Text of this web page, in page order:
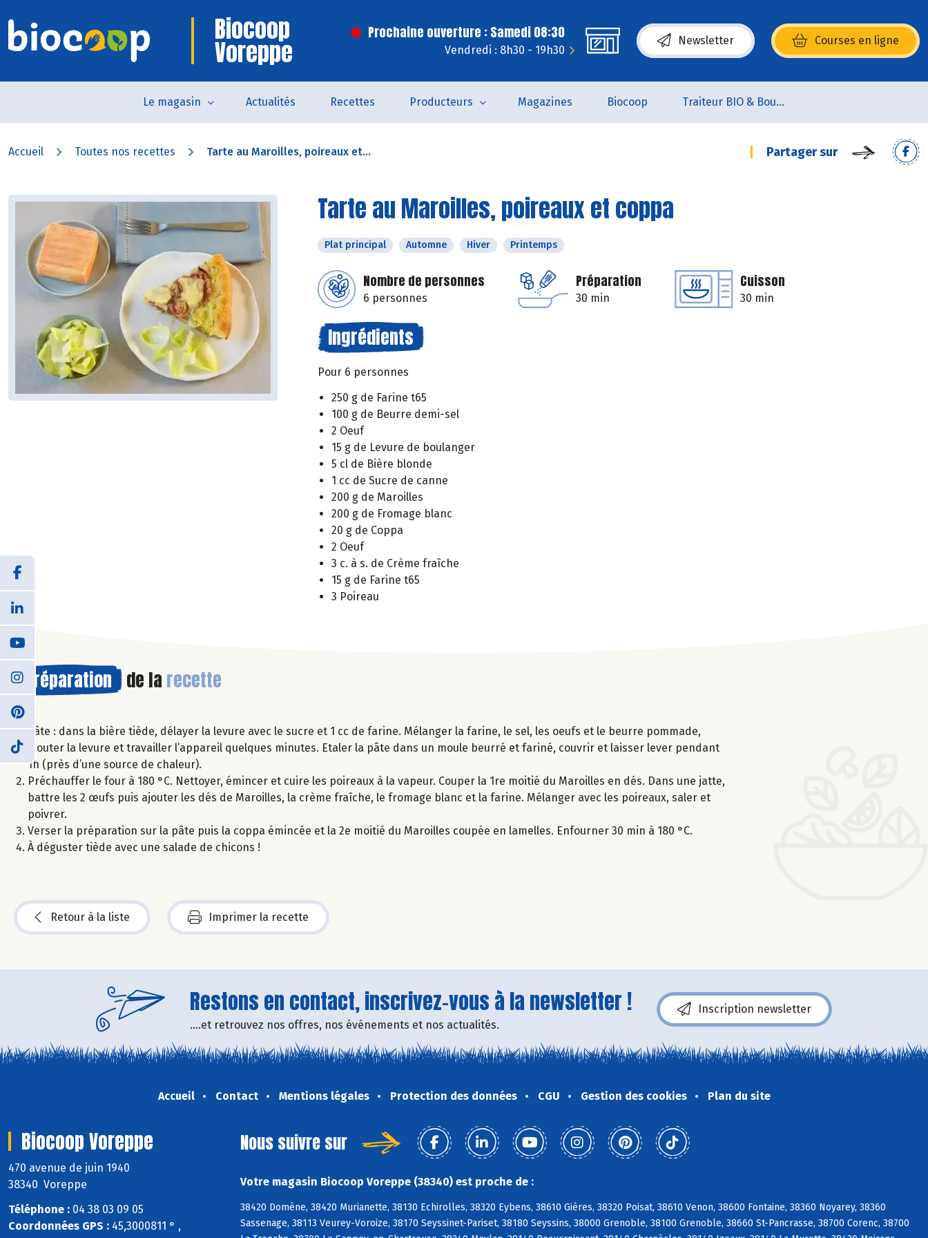
Biocoop
Voreppe
Prochaine ouverture : Samedi 08:30
Vendredi : 8h30 - 19h30
Newsletter Courses en ligne
(s’ouvre dans une nouvelle fenêtre)
Le magasin Actualités Recettes Producteurs Magazines Biocoop Traiteur BIO & Boucherie BIO
Accueil Toutes nos recettes Tarte au Maroilles, poireaux et... Partager sur
Tarte au Maroilles, poireaux et coppa
Plat principal Automne Hiver Printemps
Nombre de personnes
6 personnes
Préparation
30 min
Cuisson
30 min
Ingrédients
Pour 6 personnes
250 g de Farine t65
100 g de Beurre demi-sel
2 Oeuf
15 g de Levure de boulanger
5 cl de Bière blonde
1 cc de Sucre de canne
200 g de Maroilles
200 g de Fromage blanc
20 g de Coppa
2 Oeuf
3 c. à s. de Crème fraîche
15 g de Farine t65
3 Poireau
Préparation de la recette
Pâte : dans la bière tiède, délayer la levure avec le sucre et 1 cc de farine. Mélanger la farine, le sel, les oeufs et le beurre pommade,
ajouter la levure et travailler l’appareil quelques minutes. Etaler la pâte dans un moule beurré et fariné, couvrir et laisser lever pendant
1h (près d’une source de chaleur).
Préchauffer le four à 180 °C. Nettoyer, émincer et cuire les poireaux à la vapeur. Couper la 1re moitié du Maroilles en dés. Dans une jatte,
battre les 2 œufs puis ajouter les dés de Maroilles, la crème fraîche, le fromage blanc et la farine. Mélanger avec les poireaux, saler et
poivrer.
Verser la préparation sur la pâte puis la coppa émincée et la 2e moitié du Maroilles coupée en lamelles. Enfourner 30 min à 180 °C.
À déguster tiède avec une salade de chicons !
Retour à la liste Imprimer la recette
Restons en contact, inscrivez-vous à la newsletter !
....et retrouvez nos offres, nos événements et nos actualités.
Inscription newsletter
Accueil Contact Mentions légales Protection des données CGU Gestion des cookies Plan du site
Biocoop Voreppe
470 avenue de juin 1940
38340 Voreppe
Téléphone : 04 38 03 09 05
Coordonnées GPS : 45,3000811 ° ,
Nous suivre sur
Votre magasin Biocoop Voreppe (38340) est proche de :
38420 Domène, 38420 Murianette, 38130 Echirolles, 38320 Eybens, 38610 Gières, 38320 Poisat, 38610 Venon, 38600 Fontaine, 38360 Noyarey, 38360
Sassenage, 38113 Veurey-Voroize, 38170 Seyssinet-Pariset, 38180 Seyssins, 38000 Grenoble, 38100 Grenoble, 38660 St-Pancrasse, 38700 Corenc, 38700